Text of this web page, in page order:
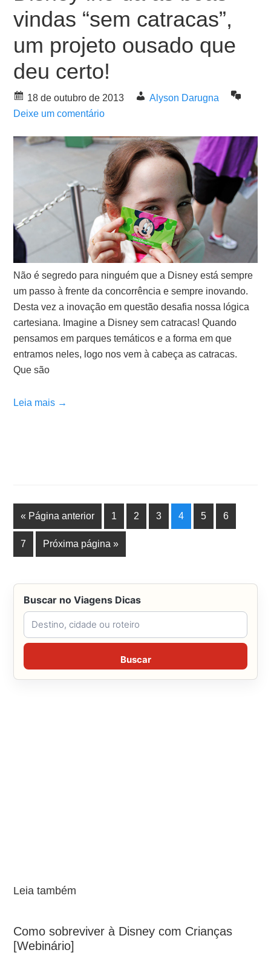
vindas “sem catracas”,
um projeto ousado que
deu certo!
18 de outubro de 2013
Alyson Darugna
Deixe um comentário
Não é segredo para ninguém que a Disney está sempre
um passo à frente da concorrência e sempre inovando.
Desta vez a inovação em questão desafia nossa lógica
cartesiana. Imagine a Disney sem catracas! Quando
pensamos em parques temáticos e a forma em que
entramos neles, logo nos vem à cabeça as catracas.
Que são
Leia mais →
« Página anterior 1 2 3 4 5 6
7 Próxima página »
Buscar no Viagens Dicas
Buscar no Viagens Dicas
Buscar
Leia também
Como sobreviver à Disney com Crianças
[Webinário]